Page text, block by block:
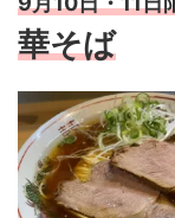
華そば